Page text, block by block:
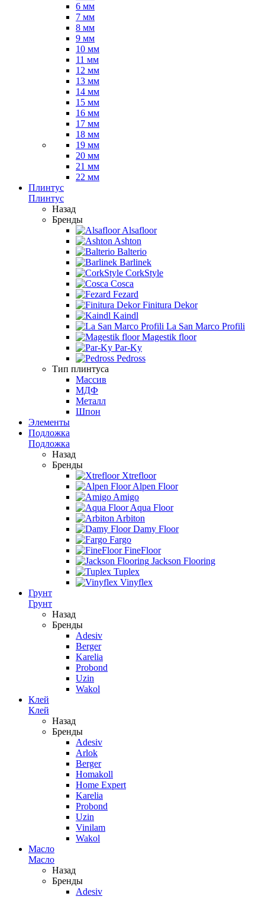
6 мм
7 мм
8 мм
9 мм
10 мм
11 мм
12 мм
13 мм
14 мм
15 мм
16 мм
17 мм
18 мм
19 мм
20 мм
21 мм
22 мм
Плинтус
Плинтус
Назад
Бренды
Alsafloor
Ashton
Balterio
Barlinek
CorkStyle
Cosca
Fezard
Finitura Dekor
Kaindl
La San Marco Profili
Magestik floor
Par-Ky
Pedross
Тип плинтуса
Массив
МДФ
Металл
Шпон
Элементы
Подложка
Подложка
Назад
Бренды
Xtrefloor
Alpen Floor
Amigo
Aqua Floor
Arbiton
Damy Floor
Fargo
FineFloor
Jackson Flooring
Tuplex
Vinyflex
Грунт
Грунт
Назад
Бренды
Adesiv
Berger
Karelia
Probond
Uzin
Wakol
Клей
Клей
Назад
Бренды
Adesiv
Arlok
Berger
Homakoll
Home Expert
Karelia
Probond
Uzin
Vinilam
Wakol
Масло
Масло
Назад
Бренды
Adesiv